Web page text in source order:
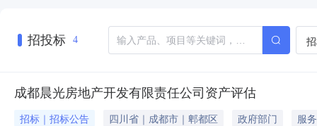
招投标 4
成都晨光房地产开发有限责任公司资产评估
招标｜招标公告 四川省｜成都市｜郫都区 政府部门
服务